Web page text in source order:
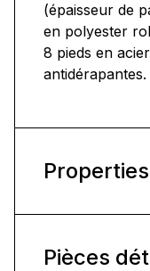
(épaisseur de
en polyester
8 pieds en
antidérapantes.
Properties
Pièces